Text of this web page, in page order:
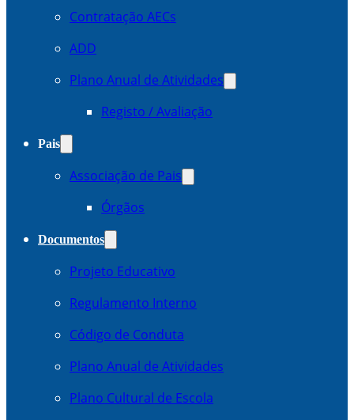
Contratação AECs
ADD
Plano Anual de Atividades
Registo / Avaliação
Pais
Associação de Pais
Órgãos
Documentos
Projeto Educativo
Regulamento Interno
Código de Conduta
Plano Anual de Atividades
Plano Cultural de Escola